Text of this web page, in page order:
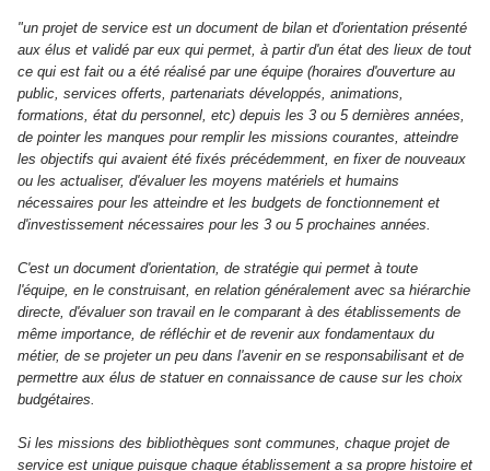
"un projet de service est un document de bilan et d'orientation présenté
aux élus et validé par eux qui permet, à partir d'un état des lieux de tout
ce qui est fait ou a été réalisé par une équipe (horaires d'ouverture au
public, services offerts, partenariats développés, animations,
formations, état du personnel, etc) depuis les 3 ou 5 dernières années,
de pointer les manques pour remplir les missions courantes, atteindre
les objectifs qui avaient été fixés précédemment, en fixer de nouveaux
ou les actualiser, d'évaluer les moyens matériels et humains
nécessaires pour les atteindre et les budgets de fonctionnement et
d'investissement nécessaires pour les 3 ou 5 prochaines années.
C'est un document d'orientation, de stratégie qui permet à toute
l'équipe, en le construisant, en relation généralement avec sa hiérarchie
directe, d'évaluer son travail en le comparant à des établissements de
même importance, de réfléchir et de revenir aux fondamentaux du
métier, de se projeter un peu dans l'avenir en se responsabilisant et de
permettre aux élus de statuer en connaissance de cause sur les choix
budgétaires.
Si les missions des bibliothèques sont communes, chaque projet de
service est unique puisque chaque établissement a sa propre histoire et